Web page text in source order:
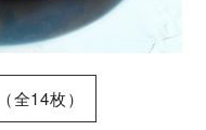
全14枚）